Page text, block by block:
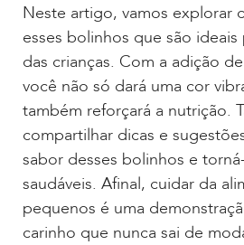
Neste artigo, vamos explorar
esses bolinhos que são ideais
das crianças. Com a adição
você não só dará uma cor
também reforçará a nutrição.
compartilhar dicas e
sabor desses bolinhos e
saudáveis. Afinal, cuidar da
pequenos é uma
carinho que nunca sai de